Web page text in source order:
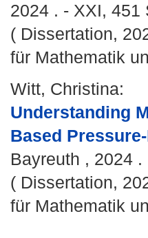
2024 . - XXI, 451
( Dissertation,
für Mathematik
Witt, Christina:
Understanding
Based
Bayreuth , 2024 .
( Dissertation,
für Mathematik